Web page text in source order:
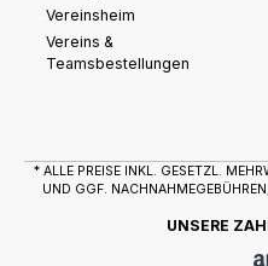
Vereinsheim
Vereins &
Teamsbestellungen
* ALLE PREISE INKL. GESETZL.
UND GGF.
UNSERE